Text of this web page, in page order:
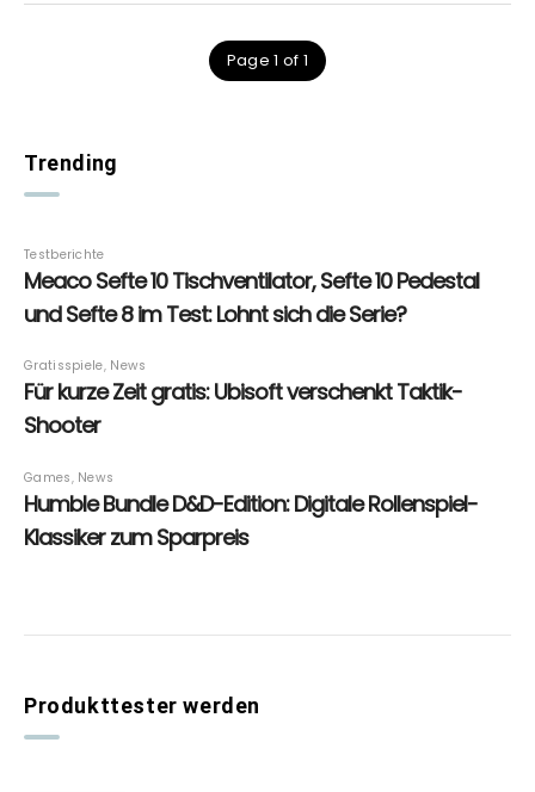
Page 1 of 1
Trending
Produkttester werden